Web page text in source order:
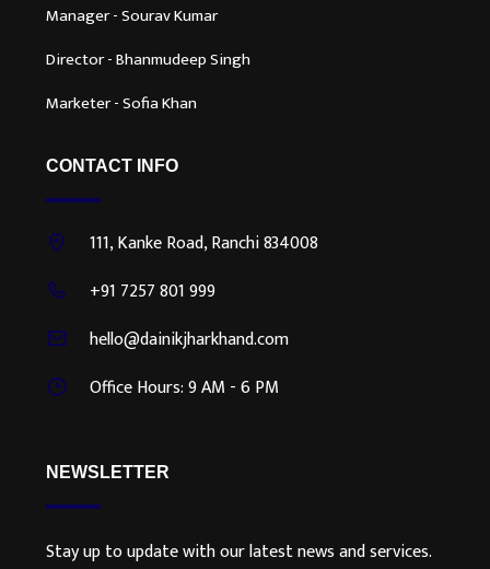
Manager - Sourav Kumar
Director - Bhanmudeep Singh
Marketer - Sofia Khan
CONTACT INFO
111, Kanke Road, Ranchi 834008
+91 7257 801 999
hello@dainikjharkhand.com
Office Hours: 9 AM - 6 PM
NEWSLETTER
Stay up to update with our latest news and services.